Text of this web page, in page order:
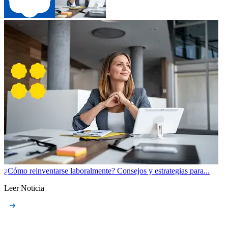
¿Cómo reinventarse laboralmente? Consejos y estrategias para...
Leer Noticia